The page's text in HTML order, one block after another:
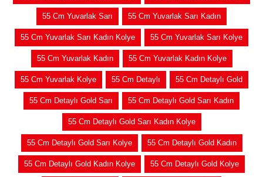
55 Cm Yuvarlak Sarı 55 Cm Yuvarlak Sarı Kadın
55 Cm Yuvarlak Sarı Kadın Kolye 55 Cm Yuvarlak Sarı Kolye
55 Cm Yuvarlak Kadın 55 Cm Yuvarlak Kadın Kolye
55 Cm Yuvarlak Kolye 55 Cm Detaylı 55 Cm Detaylı Gold
55 Cm Detaylı Gold Sarı 55 Cm Detaylı Gold Sarı Kadın
55 Cm Detaylı Gold Sarı Kadın Kolye
55 Cm Detaylı Gold Sarı Kolye 55 Cm Detaylı Gold Kadın
55 Cm Detaylı Gold Kadın Kolye 55 Cm Detaylı Gold Kolye